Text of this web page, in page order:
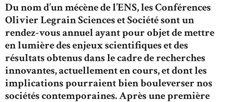
Du nom d’un mécène de l’ENS, les Conférences
Olivier Legrain Sciences et Société sont un
rendez-vous annuel ayant pour objet de mettre
en lumière des enjeux scientifiques et des
résultats obtenus dans le cadre de recherches
innovantes, actuellement en cours, et dont les
implications pourraient bien bouleverser nos
sociétés contemporaines. Après une première